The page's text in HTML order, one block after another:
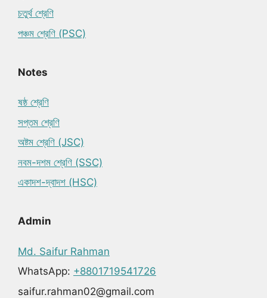
চতুর্থ শ্রেণি
পঞ্চম শ্রেণি (PSC)
Notes
ষষ্ঠ শ্রেণি
সপ্তম শ্রেণি
অষ্টম শ্রেণি (JSC)
নবম-দশম শ্রেণি (SSC)
একাদশ-দ্বাদশ (HSC)
Admin
Md. Saifur Rahman
WhatsApp: +8801719541726
saifur.rahman02@gmail.com